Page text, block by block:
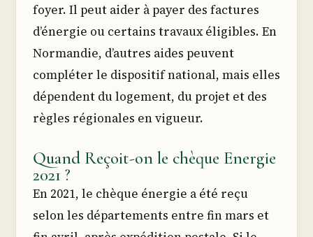
foyer. Il peut aider à payer des factures
d’énergie ou certains travaux éligibles. En
Normandie, d’autres aides peuvent
compléter le dispositif national, mais elles
dépendent du logement, du projet et des
règles régionales en vigueur.
Quand Reçoit-on le chèque Energie
2021 ?
En 2021, le chèque énergie a été reçu
selon les départements entre fin mars et